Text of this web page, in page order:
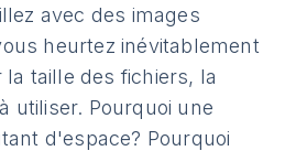
avec des images
heurtez inévitablement
taille des fichiers, la
utiliser. Pourquoi une
d'espace? Pourquoi